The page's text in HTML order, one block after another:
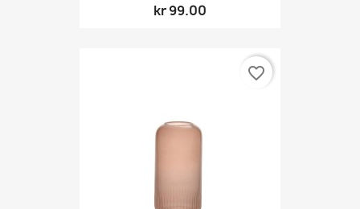
kr 99.00
favorite_border